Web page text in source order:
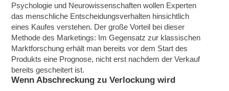
Psychologie und Neurowissenschaften wollen Experten
das menschliche Entscheidungsverhalten hinsichtlich
eines Kaufes verstehen. Der große Vorteil bei dieser
Methode des Marketings: Im Gegensatz zur klassischen
Marktforschung erhält man bereits vor dem Start des
Produkts eine Prognose, nicht erst nachdem der Verkauf
bereits gescheitert ist.
Wenn Abschreckung zu Verlockung wird